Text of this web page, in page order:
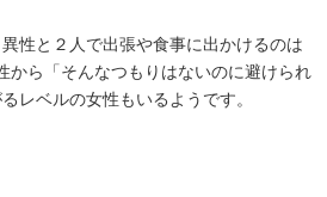
性と２人で出張や食事に出かけるのは
から「そんなつもりはないのに避けられ
レベルの女性もいるようです。